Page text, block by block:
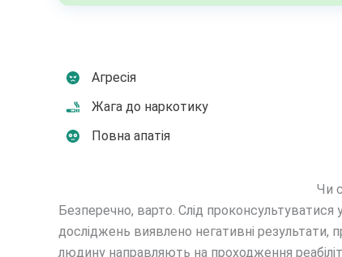
Агресія
Жага до наркотику
Повна апатія
Чи
Безперечно, варто. Слід
досліджень виявлено негативні результати,
людину направляють на проходження